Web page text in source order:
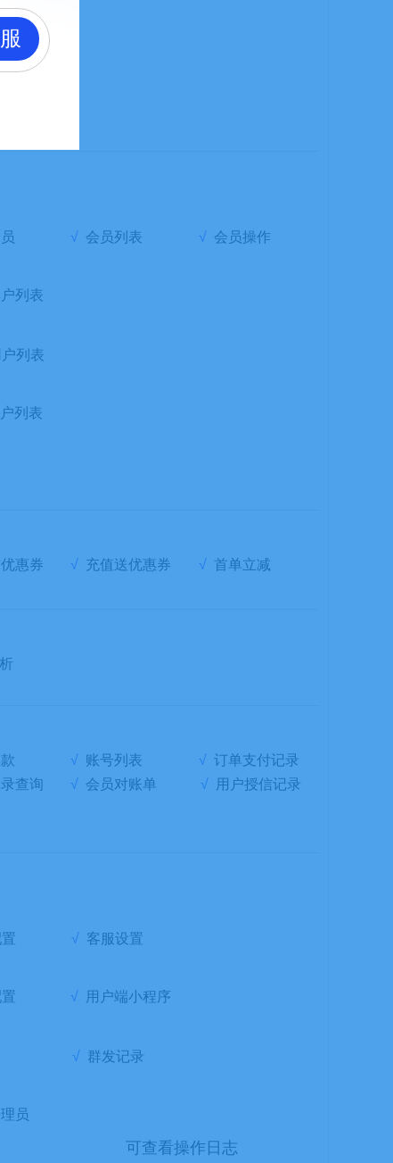
√ 会员列表 √ 会员操作
列表
户列表
列表
惠券 √ 充值送优惠券 √ 首单立减
√ 账号列表 √ 订单支付记录
查询 √ 会员对账单 √
用户授信记录
√ 客服设置
√ 群发记录
员
可查看操作日志
√ 用户端小程序